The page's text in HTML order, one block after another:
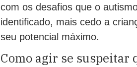
com os desafios que o
identificado, mais cedo a
seu potencial máximo.
Como agir se suspeitar